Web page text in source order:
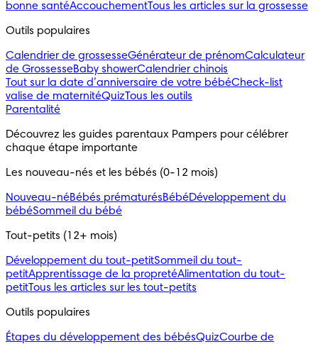
bonne santéAccouchementTous les articles sur la grossesse
Outils populaires
Calendrier de grossesseGénérateur de prénomCalculateur
de GrossesseBaby showerCalendrier chinois
Tout sur la date d’anniversaire de votre bébéCheck-list
valise de maternitéQuizTous les outils
Parentalité
Découvrez les guides parentaux Pampers pour célébrer
chaque étape importante
Les nouveau-nés et les bébés (0-12 mois)
Nouveau-néBébés prématurésBébéDéveloppement du
bébéSommeil du bébé
Tout-petits (12+ mois)
Développement du tout-petitSommeil du tout-
petitApprentissage de la propretéAlimentation du tout-
petitTous les articles sur les tout-petits
Outils populaires
Étapes du développement des bébésQuizCourbe de